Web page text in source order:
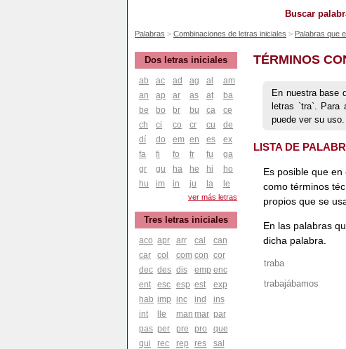
Buscar
Palabras Combinaciones de letras iniciales Palabras que
TÉRMINOS
En nuestra base
letras `tra`. Para
puede ver su uso.
LISTA DE
Es posible que
como términos
propios que se
En las palabras
dicha palabra.
traba
trabajábamos
Dos letras iniciales
ab ac ad ag al
am
an
ap ar as at
ba
be
bo br bu ca
ce
ch
ci co cr cu
de
dí
do em en es
ex
fa
fi fo fr fu
ga
gr
gu ha he hi
ho
hu
im in ju la le
ver más letras
Tres letras iniciales
aco apr arr cal
can
car
col com con cor
dec des dis emp enc
ent
esc esp est
exp
hab imp inc ind
ins
int
lle man mar par
pas per pre pro
que
qui
rec rep res
sal